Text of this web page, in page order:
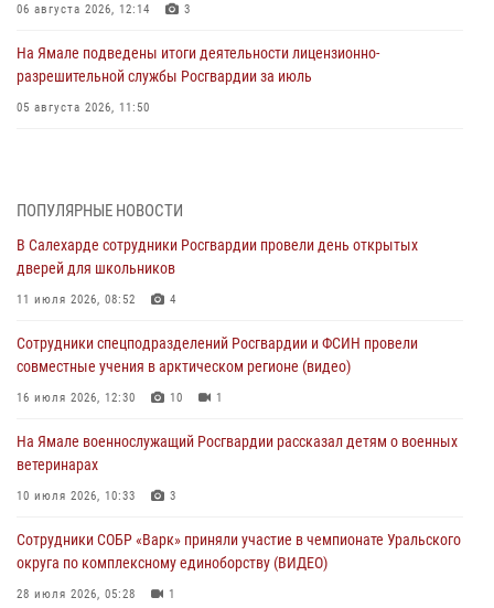
06 августа 2026, 12:14 3
На Ямале подведены итоги деятельности лицензионно-
разрешительной службы Росгвардии за июль
05 августа 2026, 11:50
03 августа 2026, 07:21 2
Генерал-полковник Юрий Аверин выступил на Всероссийском
молодёжном образовательном форуме «Территория смыслов»
03 августа 2026, 06:54
Директор Росгвардии Герой России генерал армии Виктор Золотов
поздравил специалистов подразделений тыла с профессиональным
праздником
Сотрудники СОБР «Варк» повышают боевое мастерство на Ямале
30 июля 2026, 09:34 1
Офицеры спецназа Росгвардии провели практическое занятие для
сотрудников прокуратуры на Ямале
29 июля 2026, 10:42 4
ПОПУЛЯРНЫЕ НОВОСТИ
В Салехарде сотрудники Росгвардии провели день открытых
дверей для школьников
11 июля 2026, 08:52 4
Сотрудники спецподразделений Росгвардии и ФСИН провели
совместные учения в арктическом регионе (видео)
16 июля 2026, 12:30 10 1
На Ямале военнослужащий Росгвардии рассказал детям о военных
ветеринарах
10 июля 2026, 10:33 3
Сотрудники СОБР «Варк» приняли участие в чемпионате Уральского
округа по комплексному единоборству (ВИДЕО)
28 июля 2026, 05:28 1